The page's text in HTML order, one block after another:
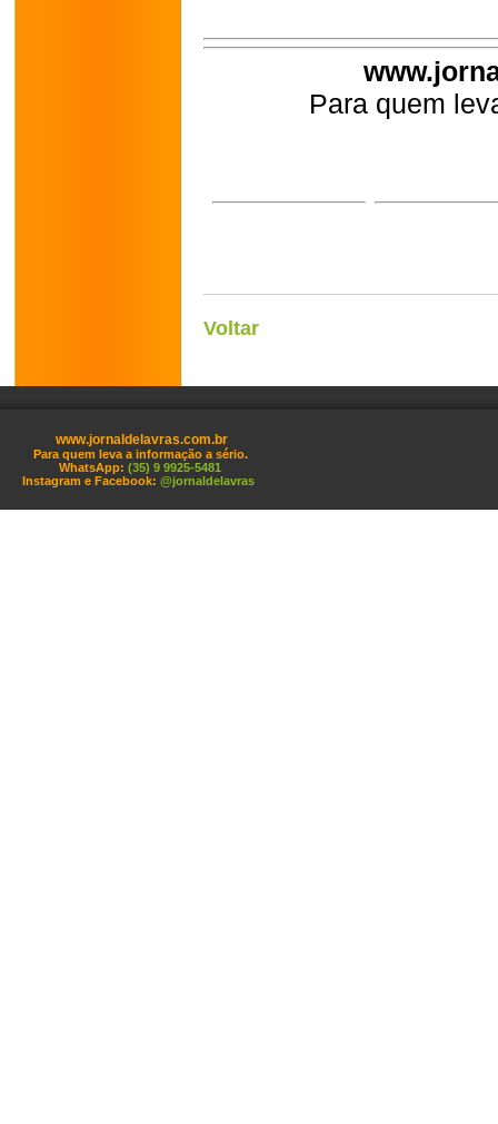
Para quem
Voltar
www.jornaldelavras.com.br
Para quem leva a informação a sério.
WhatsApp: (35) 9 9925-5481
Instagram e Facebook: @jornaldelavras